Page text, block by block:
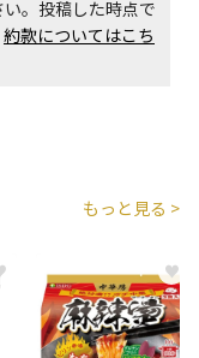
。投稿した時点で
約款についてはこち
もっと見る >
♥